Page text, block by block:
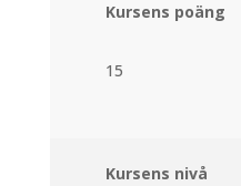
Kursens poäng
15
Kursens nivå